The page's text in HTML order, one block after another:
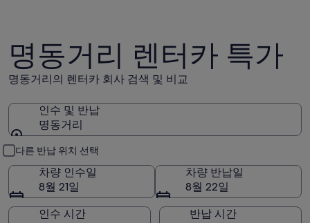
명동거리 렌터카 특가
명동거리의 렌터카 회사 검색 및 비교
인수 및 반납
명동거리
인수 및 반납
다른 반납 위치 선택
차량 인수일
8월 21일
차량 반납일
8월 22일
인수 시간
반납 시간